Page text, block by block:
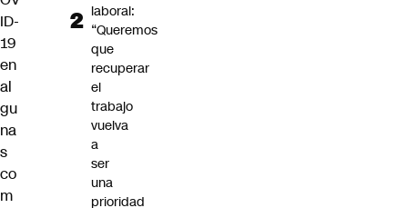
ID-
19
en
al
gu
na
s
co
m
laboral:
“Queremos
que
recuperar
el
trabajo
vuelva
a
ser
una
prioridad